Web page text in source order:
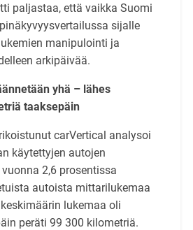
paljastaa, että vaikka Suomi
sijalle
manipulointi ja
arkipäivää.
yhä – lähes
taaksepäin
carVertical analysoi
käytettyjen autojen
2,6 prosentissa
autoista mittarilukemaa
lukemaa oli
peräti 99 300 kilometriä.